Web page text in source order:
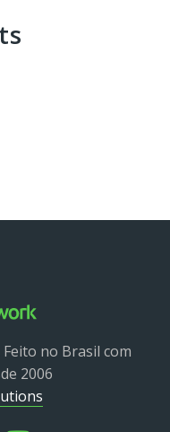
no Brasil com
2006